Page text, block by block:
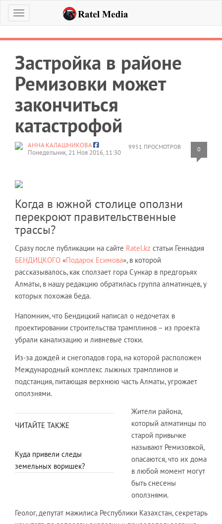
Меню
Застройка в районе
Ремизовки может
закончиться
катастрофой
9951 ПРОСМОТРОВ 0
АННА КАЛАШНИКОВА
Понедельник, 21 Ноя 2016, 11:30
Когда в южной столице оползни
перекроют правительственные
трассы?
Сразу после публикации на сайте Ratel.kz статьи Геннадия
БЕНДИЦКОГО «Подарок Есимова», в которой
рассказывалось, как сползает гора Сункар в предгорьях
Алматы, в нашу редакцию обратилась группа алматинцев, у
которых похожая беда.
Напомним, что Бендицкий написал о недочетах в
проектировании строительства трамплинов – из проекта
убрали канализацию и ливневые стоки.
Из-за дождей и снегопадов гора, на которой расположен
Международный комплекс лыжных трамплинов и
подстанция, питающая верхнюю часть Алматы, угрожает
оползнями.
ЧИТАЙТЕ ТАКЖЕ
Куда привели следы
земельных воришек?
Жители района,
который алматинцы по
старой привычке
называют Ремизовкой,
опасаются, что их дома
в любой момент могут
быть снесены
оползнями.
Геолог, депутат мажилиса Республики Казахстан, секретарь